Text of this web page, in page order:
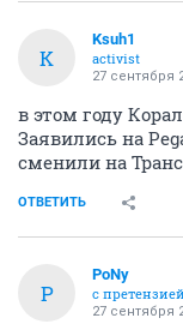
K
Ksuh1
activist
27 сентября
в этом году
Заявились на
сменили на
ОТВЕТИТЬ
P
PoNy
с
27 сентября